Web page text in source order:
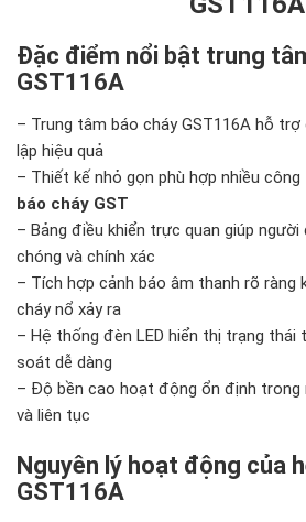
Đặc điểm nổi bật trung
GST116A
– Trung tâm báo cháy GST116A hỗ
lập hiệu quả
– Thiết kế nhỏ gọn phù hợp nhiều
báo cháy GST
– Bảng điều khiển trực quan giúp
chóng và chính xác
– Tích hợp cảnh báo âm thanh rõ ràng
cháy nổ xảy ra
– Hệ thống đèn LED hiển thị trạng thái
soát dễ dàng
– Độ bền cao hoạt động ổn định trong
và liên tục
Nguyên lý hoạt động của
GST116A